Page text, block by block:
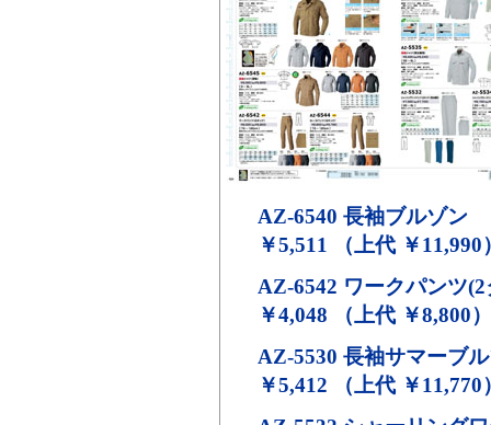
AZ-6540 長袖ブルゾン
￥5,511 （上代 ￥11,990
AZ-6542 ワークパンツ
￥4,048 （上代 ￥8,800）
AZ-5530 長袖サマーブ
￥5,412 （上代 ￥11,770